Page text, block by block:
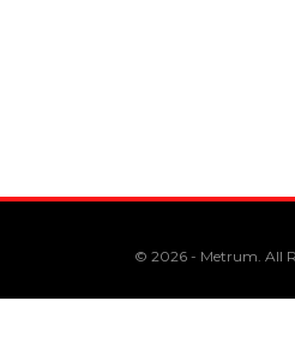
© 2026 - Metrum. All